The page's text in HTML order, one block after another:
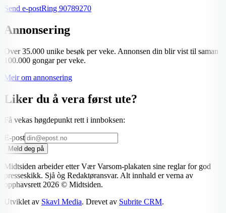
Send e-postRing 90789270
Annonsering
Over 35.000 unike besøk per veke. Annonsen din blir vist til saman
100.000 gongar per veke.
Meir om annonsering
Liker du å vera først ute?
Få vekas høgdepunkt rett i innboksen:
E-post
Meld deg på
Midtsiden arbeider etter Vær Varsom-plakaten sine reglar for god
presseskikk. Sjå òg Redaktøransvar. Alt innhald er verna av
opphavsrett2026 © Midtsiden.
Utviklet av Skavl Media. Drevet av Subrite CRM.